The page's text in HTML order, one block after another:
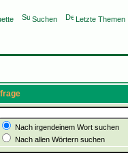
Suchen Letzte Themen
Nach irgendeinem Wort suchen
Nach allen Wörtern suchen